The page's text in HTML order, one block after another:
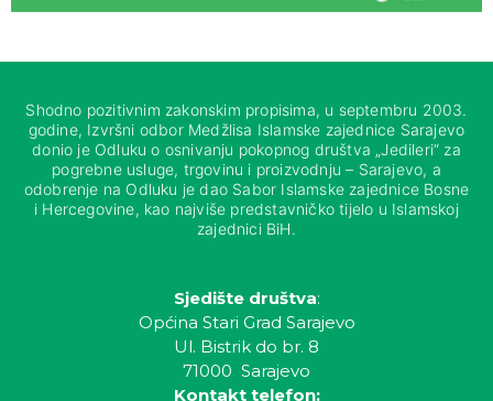
Shodno pozitivnim zakonskim propisima, u septembru 2003.
godine, Izvršni odbor Medžlisa Islamske zajednice Sarajevo
donio je Odluku o osnivanju pokopnog društva „Jedileri“ za
pogrebne usluge, trgovinu i proizvodnju – Sarajevo, a
odobrenje na Odluku je dao Sabor Islamske zajednice Bosne
i Hercegovine, kao najviše predstavničko tijelo u Islamskoj
zajednici BiH.
Sjedište društva:
Općina Stari Grad Sarajevo
Ul. Bistrik do br. 8
71000 Sarajevo
Kontakt telefon: